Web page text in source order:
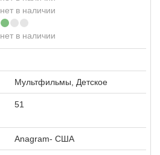
нет в наличии
нет в наличии
Мультфильмы, Детское
51
Anagram- США